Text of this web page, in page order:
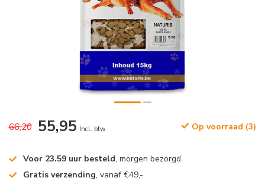
66,20 55,95 Incl. btw Op voorraad (3)
Voor 23.59 uur besteld, morgen bezorgd
Gratis verzending, vanaf €49,-